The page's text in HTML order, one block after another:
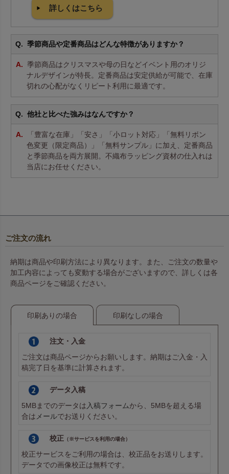
詳しくはこちら
季節商品や定番商品はどんな特徴がありますか？
季節商品はクリスマスや母の日などイベント用のオリジ
ナルデザインが特長。定番商品は安定供給が可能で、在庫
切れの心配がなくリピート利用に最適です。
他社と比べた強みはなんですか？
「豊富な在庫」「安さ」「小ロット対応」「無料リボン
色変更（限定商品）」「無料サンプル」に加え、定番商品
と季節商品を両方展開。不織布ラッピング資材の仕入れは
当店にお任せください。
ご注文の流れ
納期は商品や印刷方法により異なります。また、ご注文の数量や
加工内容によっても変動する場合がございますので、詳しくは各
商品ページをご確認ください。
印刷ありの場合 印刷なしの場合
注文・入金
ご注文は商品ページからお願いします。納期はご入金・入
稿完了日を基準に計算されます。
データ入稿
5MBまでのデータは 入稿フォームから、5MBを超える場
合は メールでお送りください。
校正 （※サービスを利用の場合）
校正サービスをご利用の場合は、校正品をお送りします。
データでの画像校正は無料です。